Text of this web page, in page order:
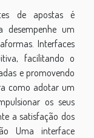
de apostas é
desempenhe um
Interfaces
facilitando o
e promovendo
como adotar um
os seus
a satisfação dos
Uma interface